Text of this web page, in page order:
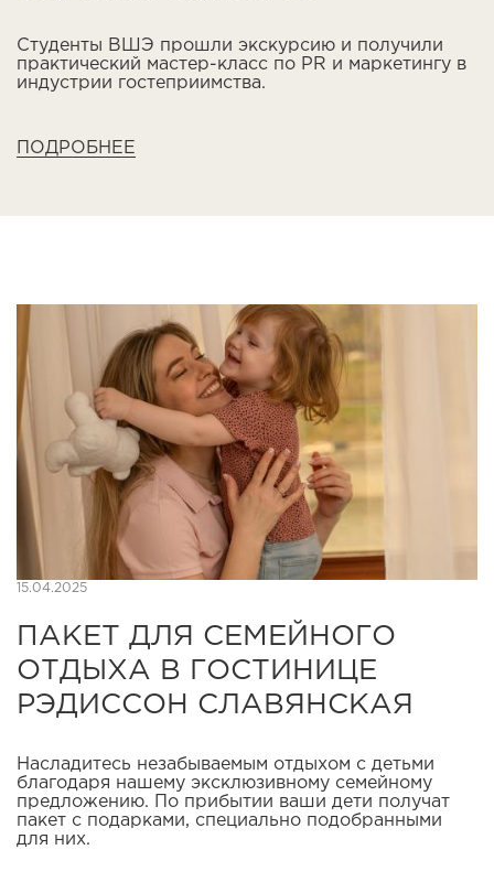
Студенты ВШЭ прошли экскурсию и получили
практический мастер-класс по PR и маркетингу в
индустрии гостеприимства.
ПОДРОБНЕЕ
15.04.2025
ПАКЕТ ДЛЯ СЕМЕЙНОГО
ОТДЫХА В ГОСТИНИЦЕ
РЭДИССОН СЛАВЯНСКАЯ
Насладитесь незабываемым отдыхом с детьми
благодаря нашему эксклюзивному семейному
предложению. По прибытии ваши дети получат
пакет с подарками, специально подобранными
для них.